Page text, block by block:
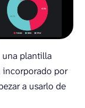
una plantilla
incorporado por
a usarlo de